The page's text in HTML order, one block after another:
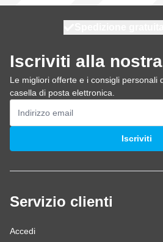
Iscriviti alla
Le migliori offerte e i consigli personali
casella di posta elettronica.
Indirizzo email
Iscriviti
Servizio clienti
Accedi